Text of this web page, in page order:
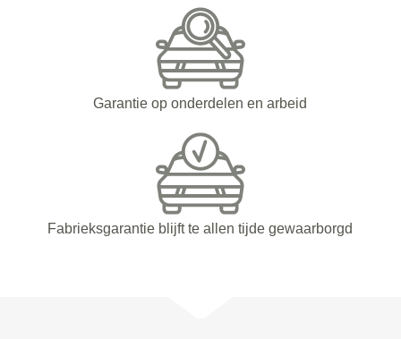
Garantie op onderdelen en arbeid
Fabrieksgarantie blijft te allen tijde gewaarborgd